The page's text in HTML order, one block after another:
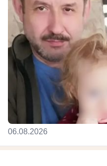
06.08.2026